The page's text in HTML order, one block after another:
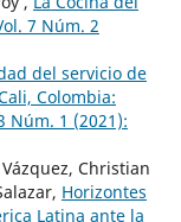
7 Núm. 2
del servicio de
Colombia:
Núm. 1 (2021):
Christian
Horizontes
Latina ante la